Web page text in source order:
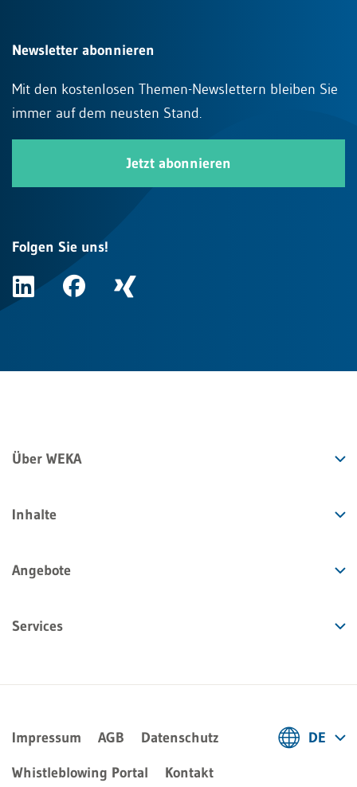
Newsletter abonnieren
Mit den kostenlosen Themen-Newslettern bleiben Sie
immer auf dem neusten Stand.
Jetzt abonnieren
Folgen Sie uns!
Über WEKA
Inhalte
Angebote
Services
Impressum AGB
Datenschutz
Whistleblowing Portal
Kontakt
DE